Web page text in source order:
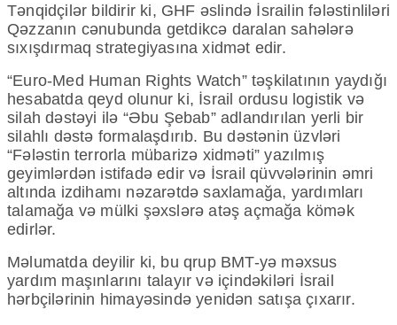
Tənqidçilər bildirir ki, GHF əslində İsrailin fələstinliləri
Qəzzanın cənubunda getdikcə daralan sahələrə
sıxışdırmaq strategiyasına xidmət edir.
“Euro-Med Human Rights Watch” təşkilatının yaydığı
hesabatda qeyd olunur ki, İsrail ordusu logistik və
silah dəstəyi ilə “Əbu Şebab” adlandırılan yerli bir
silahlı dəstə formalaşdırıb. Bu dəstənin üzvləri
“Fələstin terrorla mübarizə xidməti” yazılmış
geyimlərdən istifadə edir və İsrail qüvvələrinin əmri
altında izdihamı nəzarətdə saxlamağa, yardımları
talamağa və mülki şəxslərə atəş açmağa kömək
edirlər.
Məlumatda deyilir ki, bu qrup BMT-yə məxsus
yardım maşınlarını talayır və içindəkiləri İsrail
hərbçilərinin himayəsində yenidən satışa çıxarır.